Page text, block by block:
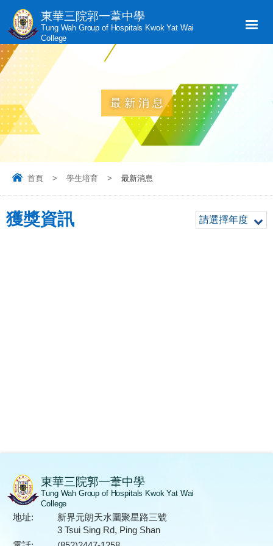
東華三院郭一葦中學
Tung Wah Group of Hospitals Kwok Yat Wai
College
最新消息
首頁 > 學生培育 > 最新消息
獲獎資訊 請選擇年度
東華三院郭一葦中學
Tung Wah Group of Hospitals Kwok Yat Wai
College
地址:
新界元朗天水圍聚星路三號
3 Tsui Sing Rd, Ping Shan